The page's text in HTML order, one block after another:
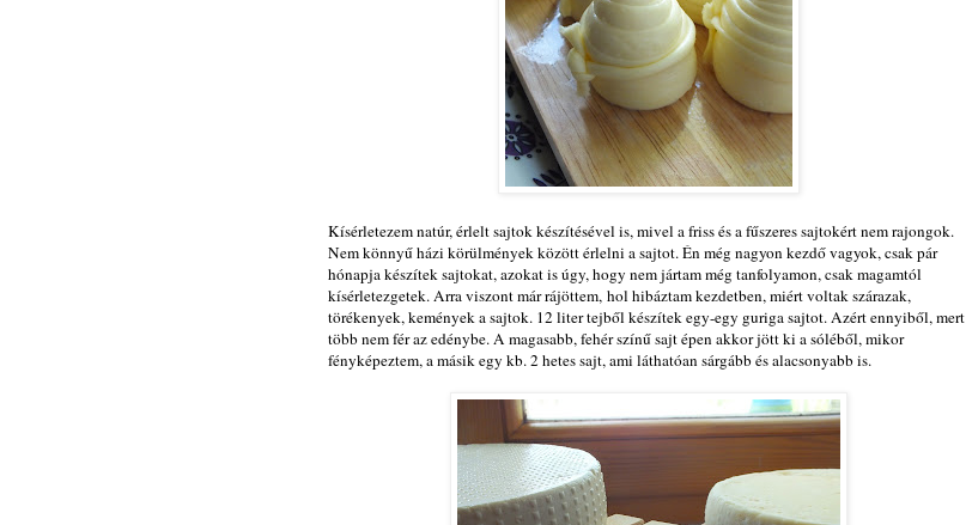
Kísérletezem natúr, érlelt sajtok készítésével is, mivel a friss és a fűszeres sajtokért nem rajongok.
Nem könnyű házi körülmények között érlelni a sajtot. Én még nagyon kezdő vagyok, csak pár
hónapja készítek sajtokat, azokat is úgy, hogy nem jártam még tanfolyamon, csak magamtól
kísérletezgetek. Arra viszont már rájöttem, hol hibáztam kezdetben, miért voltak szárazak,
törékenyek, kemények a sajtok. 12 liter tejből készítek egy-egy guriga sajtot. Azért ennyiből, mert
több nem fér az edénybe. A magasabb, fehér színű sajt épen akkor jött ki a sóléből, mikor
fényképeztem, a másik egy kb. 2 hetes sajt, ami láthatóan sárgább és alacsonyabb is.